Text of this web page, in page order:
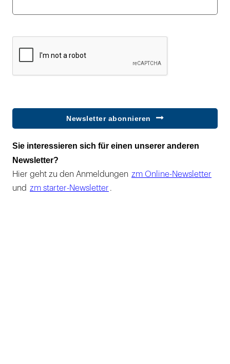
Newsletter abonnieren
Sie interessieren sich für einen unserer anderen
Newsletter?
Hier geht zu den Anmeldungen zm Online-Newsletter
und zm starter-Newsletter .